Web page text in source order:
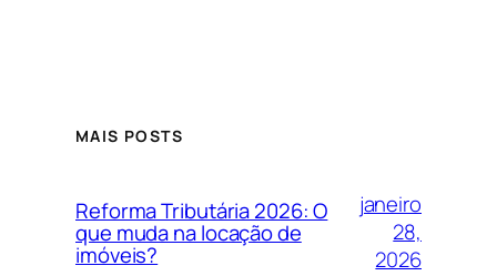
MAIS POSTS
Reforma Tributária 2026: O
que muda na locação de
imóveis?
janeiro
28,
2026